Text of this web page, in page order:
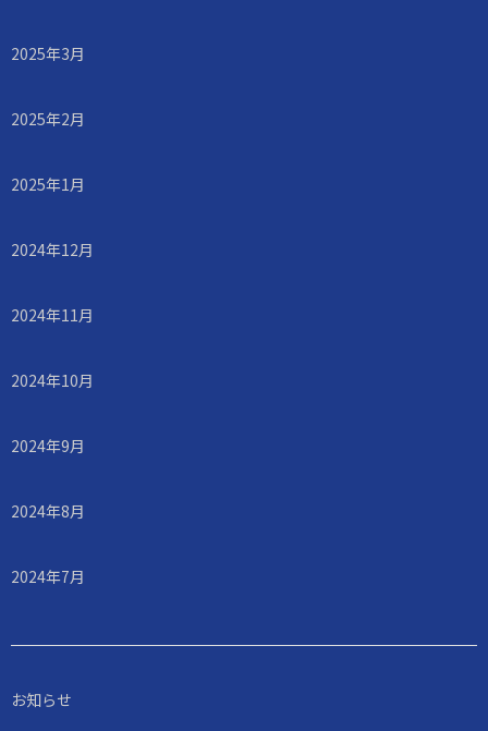
2025年3月
2025年2月
2025年1月
2024年12月
2024年11月
2024年10月
2024年9月
2024年8月
2024年7月
お知らせ